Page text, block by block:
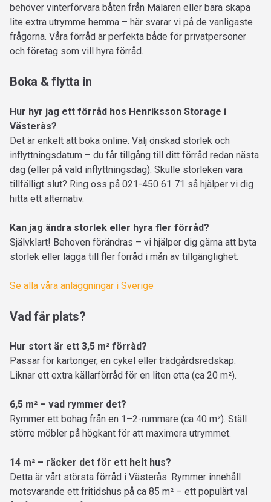
behöver vinterförvara båten från Mälaren eller bara skapa
lite extra utrymme hemma – här svarar vi på de vanligaste
frågorna. Våra förråd är perfekta både för privatpersoner
och företag som vill hyra förråd.
Boka & flytta in
Hur hyr jag ett förråd hos Henriksson Storage i
Västerås?
Det är enkelt att boka online. Välj önskad storlek och
inflyttningsdatum – du får tillgång till ditt förråd redan nästa
dag (eller på vald inflyttningsdag). Skulle storleken vara
tillfälligt slut? Ring oss på 021-450 61 71 så hjälper vi dig
hitta ett alternativ.
Kan jag ändra storlek eller hyra fler förråd?
Självklart! Behoven förändras – vi hjälper dig gärna att byta
storlek eller lägga till fler förråd i mån av tillgänglighet.
Se alla våra anläggningar i Sverige
Vad får plats?
Hur stort är ett 3,5 m² förråd?
Passar för kartonger, en cykel eller trädgårdsredskap.
Liknar ett extra källarförråd för en liten etta (ca 20 m²).
6,5 m² – vad rymmer det?
Rymmer ett bohag från en 1–2-rummare (ca 40 m²). Ställ
större möbler på högkant för att maximera utrymmet.
14 m² – räcker det för ett helt hus?
Detta är vårt största förråd i Västerås. Rymmer innehåll
motsvarande ett fritidshus på ca 85 m² – ett populärt val